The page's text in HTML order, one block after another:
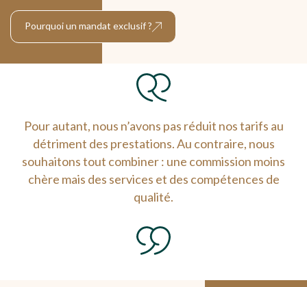
Pourquoi un mandat exclusif ?
Pour autant, nous n’avons pas réduit nos tarifs au
détriment des prestations. Au contraire, nous
souhaitons tout combiner : une commission moins
chère mais des services et des compétences de
qualité.